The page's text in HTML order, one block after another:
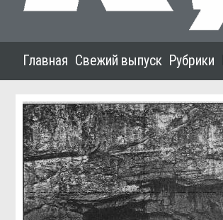
Главная Свежий выпуск Рубрики